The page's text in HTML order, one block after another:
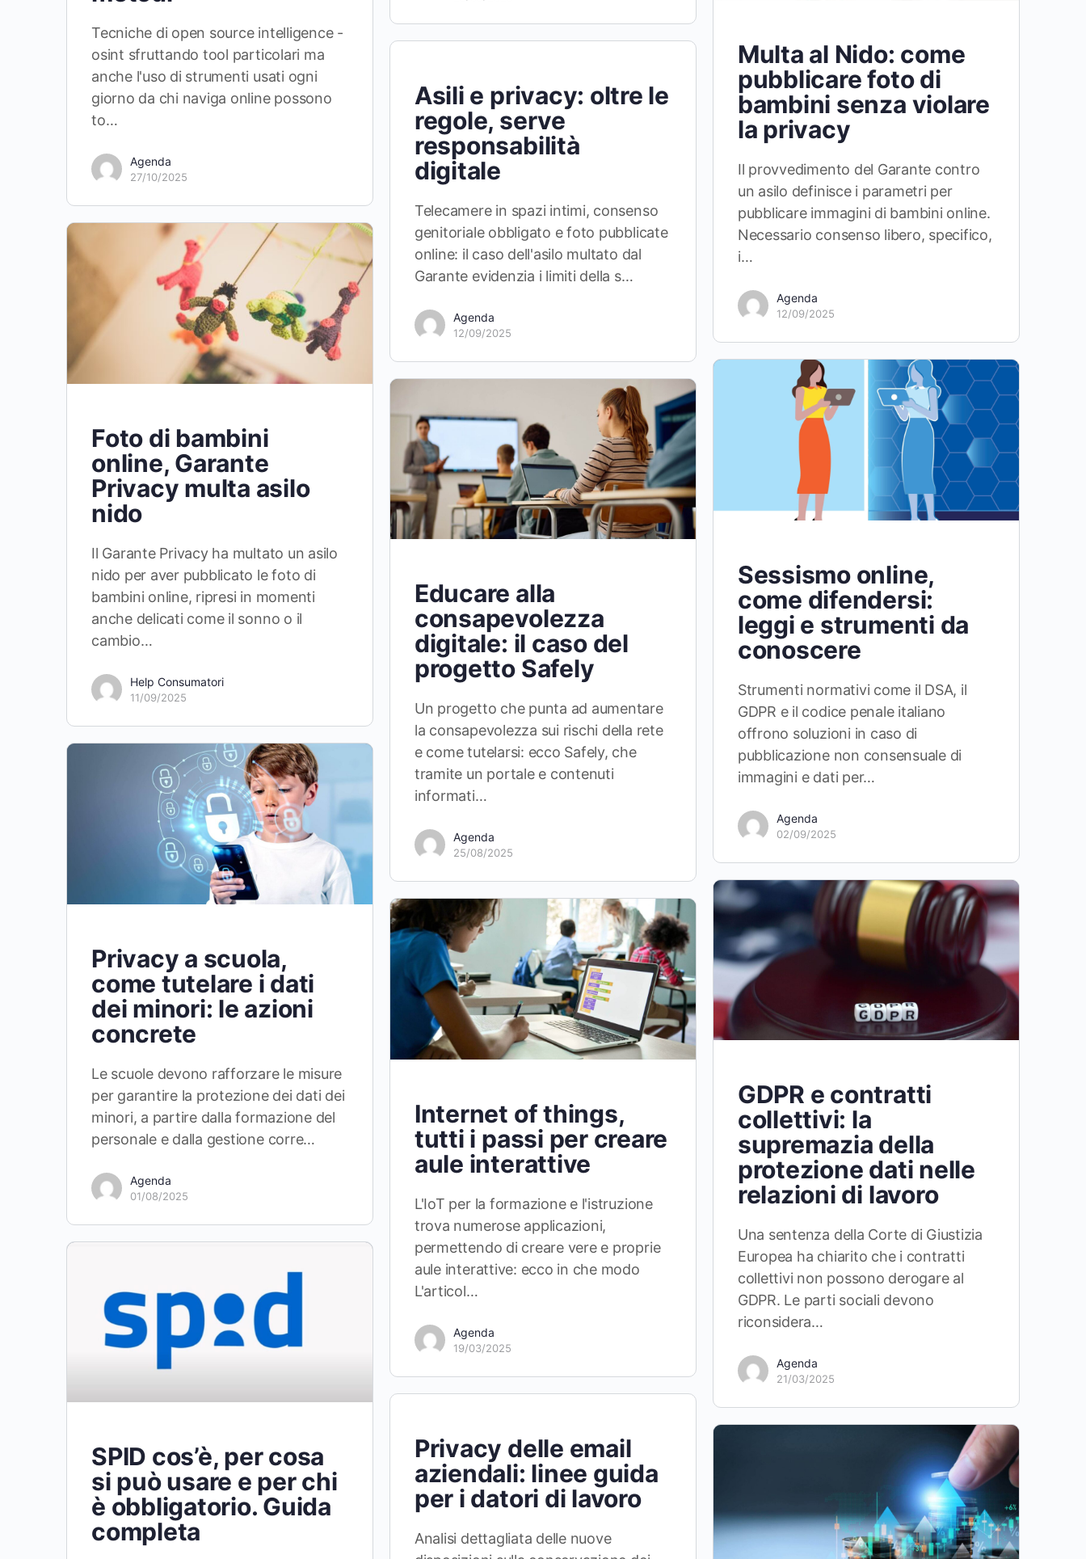
Tecniche di open source intelligence -
osint sfruttando tool particolari ma
anche l'uso di strumenti usati ogni
giorno da chi naviga online possono
to…
Agenda
27/10/2025
Multa al Nido: come
pubblicare foto di
bambini senza violare
la privacy
Il provvedimento del Garante contro
un asilo definisce i parametri per
pubblicare immagini di bambini online.
Necessario consenso libero, specifico,
i…
Agenda
12/09/2025
Asili e privacy: oltre le
regole, serve
responsabilità
digitale
Telecamere in spazi intimi, consenso
genitoriale obbligato e foto pubblicate
online: il caso dell'asilo multato dal
Garante evidenzia i limiti della s…
Agenda
12/09/2025
Foto di bambini
online, Garante
Privacy multa asilo
nido
Il Garante Privacy ha multato un asilo
nido per aver pubblicato le foto di
bambini online, ripresi in momenti
anche delicati come il sonno o il
cambio…
Help Consumatori
11/09/2025
Sessismo online,
come difendersi:
leggi e strumenti da
conoscere
Strumenti normativi come il DSA, il
GDPR e il codice penale italiano
offrono soluzioni in caso di
pubblicazione non consensuale di
immagini e dati per…
Agenda
02/09/2025
Educare alla
consapevolezza
digitale: il caso del
progetto Safely
Un progetto che punta ad aumentare
la consapevolezza sui rischi della rete
e come tutelarsi: ecco Safely, che
tramite un portale e contenuti
informati…
Agenda
25/08/2025
Privacy a scuola,
come tutelare i dati
dei minori: le azioni
concrete
Le scuole devono rafforzare le misure
per garantire la protezione dei dati dei
minori, a partire dalla formazione del
personale e dalla gestione corre…
Agenda
01/08/2025
GDPR e contratti
collettivi: la
supremazia della
protezione dati nelle
relazioni di lavoro
Una sentenza della Corte di Giustizia
Europea ha chiarito che i contratti
collettivi non possono derogare al
GDPR. Le parti sociali devono
riconsidera…
Agenda
21/03/2025
Internet of things,
tutti i passi per creare
aule interattive
L'IoT per la formazione e l'istruzione
trova numerose applicazioni,
permettendo di creare vere e proprie
aule interattive: ecco in che modo
L'articol…
Agenda
19/03/2025
SPID cos’è, per cosa
si può usare e per chi
è obbligatorio. Guida
completa
Privacy delle email
aziendali: linee guida
per i datori di lavoro
Analisi dettagliata delle nuove